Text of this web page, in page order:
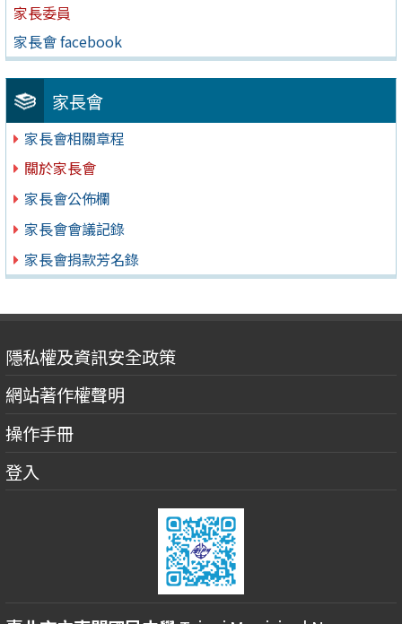
家長委員
家長會 facebook
家長會
家長會相關章程
關於家長會
家長會公佈欄
家長會會議記錄
家長會捐款芳名錄
隱私權及資訊安全政策
網站著作權聲明
操作手冊
登入